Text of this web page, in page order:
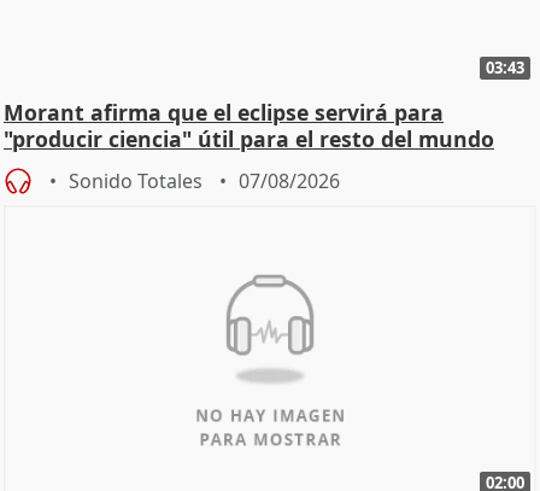
03:43
Morant afirma que el eclipse servirá para
"producir ciencia" útil para el resto del mundo
Sonido Totales 07/08/2026
02:00